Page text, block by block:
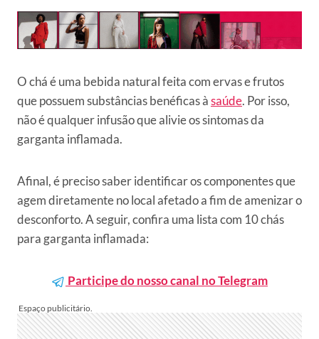
O chá é uma bebida natural feita com ervas e frutos
que possuem substâncias benéficas àsaúde. Por isso,
não é qualquer infusão que alivie os sintomas da
garganta inflamada.
Afinal, é preciso saber identificar os componentes que
agem diretamente no local afetado a fim de amenizar o
desconforto. A seguir, confira uma lista com 10 chás
para garganta inflamada:
Participe do nosso canal no Telegram